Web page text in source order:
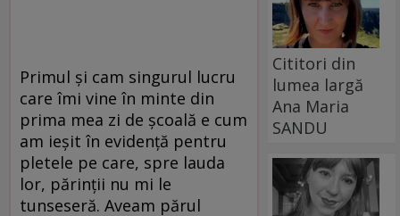
Primul şi cam singurul lucru
care îmi vine în minte din
prima mea zi de şcoală e cum
am ieşit în evidenţă pentru
pletele pe care, spre lauda
lor, părinţii nu mi le
tunseseră. Aveam părul
Cititori din
lumea largă
Ana Maria
SANDU